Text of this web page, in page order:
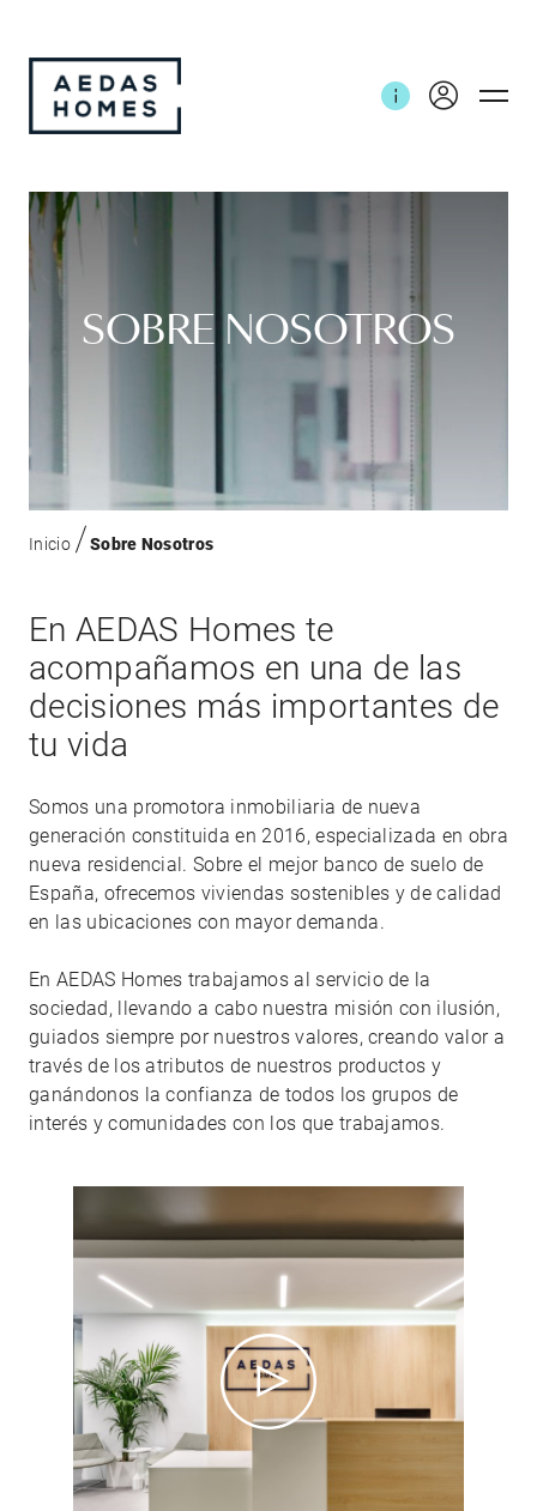
SOBRE NOSOTROS
Inicio Sobre Nosotros
En AEDAS Homes te
acompañamos en una de las
decisiones más importantes de
tu vida
Somos una promotora inmobiliaria de nueva
generación constituida en 2016, especializada en obra
nueva residencial. Sobre el mejor banco de suelo de
España, ofrecemos viviendas sostenibles y de calidad
en las ubicaciones con mayor demanda.
En AEDAS Homes trabajamos al servicio de la
sociedad, llevando a cabo nuestra misión con ilusión,
guiados siempre por nuestros valores, creando valor a
través de los atributos de nuestros productos y
ganándonos la confianza de todos los grupos de
interés y comunidades con los que trabajamos.